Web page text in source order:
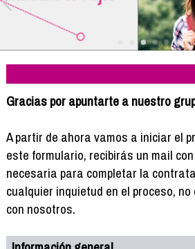
Blog
Viaja con nosotros
Camino solidario
Compañeros de viaje
Formación
Info viajeros
Contactar
Gracias por apuntarte a nuestro
A partir de ahora vamos a iniciar el
este formulario, recibirás un mail
necesaria para completar la
cualquier inquietud en el proceso,
con nosotros.